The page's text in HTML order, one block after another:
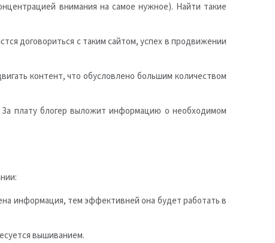
внимания на самое нужное). Найти такие
договориться с таким сайтом, успех в продвижении
контент, что обусловлено большим количеством
плату блогер выложит информацию о необходимом
информация, тем эффективней она будет работать в
вышиванием.